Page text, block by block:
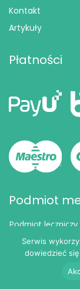
Kontakt
Artykuły
Płatności
Podmiot
Podmiot
wykonujących
000000301748
Serwis
dowiedzieć